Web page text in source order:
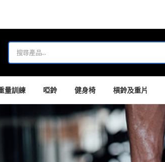
量訓練 啞鈴 健身椅 槓鈴及重片